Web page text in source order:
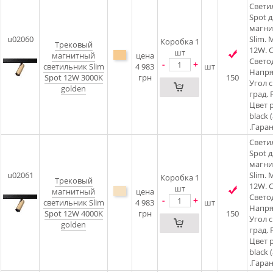
u02060
Трековый
магнитный
светильник Slim
Spot 12W 3000K
golden
цена
4 983
грн
Коробка 1
шт
- +
шт
150
Spot
Slim.
12W.
Угол
град.
Цвет
black
u02061
Трековый
магнитный
светильник Slim
Spot 12W 4000K
golden
цена
4 983
грн
Коробка 1
шт
- +
шт
150
Spot
Slim.
12W.
Угол
град.
Цвет
black